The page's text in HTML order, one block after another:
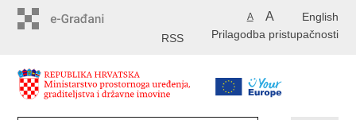
English
A A
Prilagodba pristupačnosti
RSS